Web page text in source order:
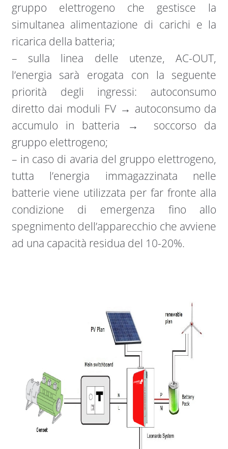
gruppo elettrogeno che gestisce la
simultanea alimentazione di carichi e la
ricarica della batteria;
– sulla linea delle utenze, AC-OUT,
l’energia sarà erogata con la seguente
priorità degli ingressi: autoconsumo
diretto dai moduli FV → autoconsumo da
accumulo in batteria → soccorso da
gruppo elettrogeno;
– in caso di avaria del gruppo elettrogeno,
tutta l’energia immagazzinata nelle
batterie viene utilizzata per far fronte alla
condizione di emergenza fino allo
spegnimento dell’apparecchio che avviene
ad una capacità residua del 10-20%.